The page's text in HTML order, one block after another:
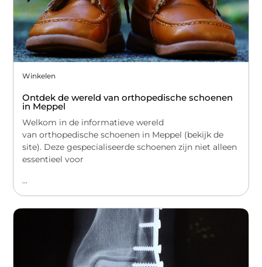
Winkelen
Ontdek de wereld van orthopedische schoenen
in Meppel
Welkom in de informatieve wereld
van orthopedische schoenen in Meppel (bekijk de
site). Deze gespecialiseerde schoenen zijn niet alleen
essentieel voor
...